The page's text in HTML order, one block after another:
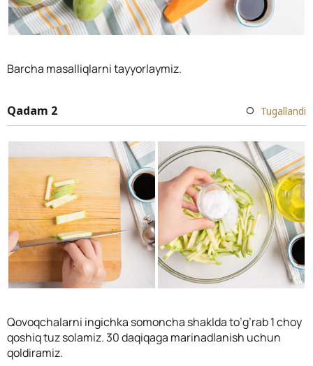
Barcha masalliqlarni tayyorlaymiz.
Qadam 2 Tugallandi
Qovoqchalarni ingichka somoncha shaklda to’g’rab 1 choy
qoshiq tuz solamiz. 30 daqiqaga marinadlanish uchun
qoldiramiz.